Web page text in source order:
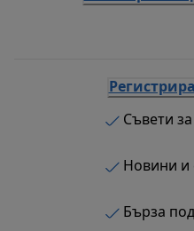
Съвети
Новини и
Бърза